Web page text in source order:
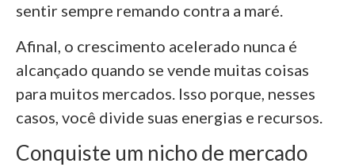
sentir sempre remando contra a maré.
Afinal, o crescimento acelerado nunca é
alcançado quando se vende muitas coisas
para muitos mercados. Isso porque, nesses
casos, você divide suas energias e recursos.
Conquiste um nicho de mercado